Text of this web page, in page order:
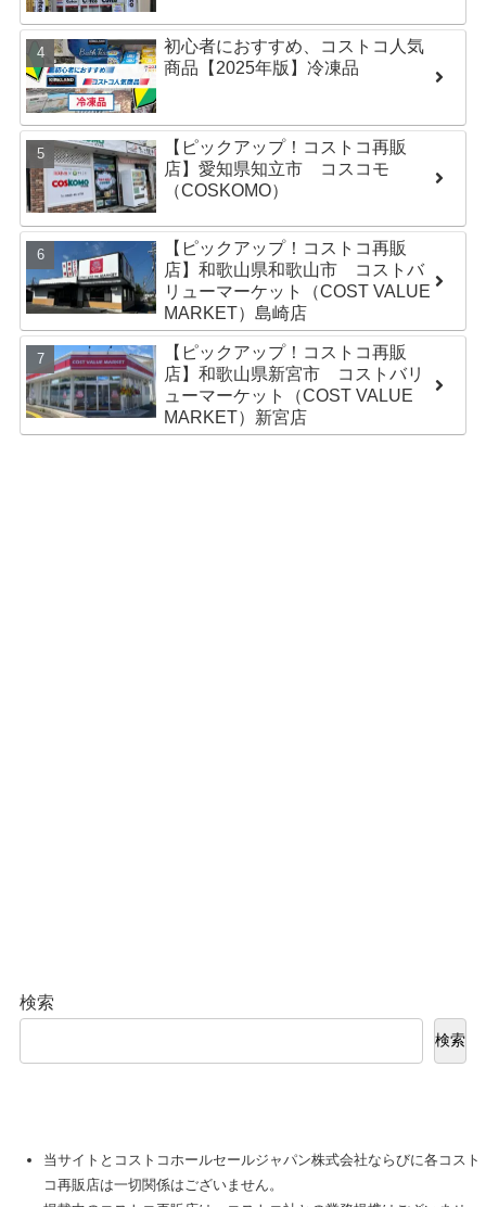
初心者におすすめ、コストコ人気
商品【2025年版】冷凍品
【ピックアップ！コストコ再販
店】愛知県知立市 コスコモ
（COSKOMO）
【ピックアップ！コストコ再販
店】和歌山県和歌山市 コストバ
リューマーケット（COST VALUE
MARKET）島崎店
【ピックアップ！コストコ再販
店】和歌山県新宮市 コストバリ
ューマーケット（COST VALUE
MARKET）新宮店
検索
検索
当サイトとコストコホールセールジャパン株式会社ならびに各コスト
コ再販店は一切関係はございません。